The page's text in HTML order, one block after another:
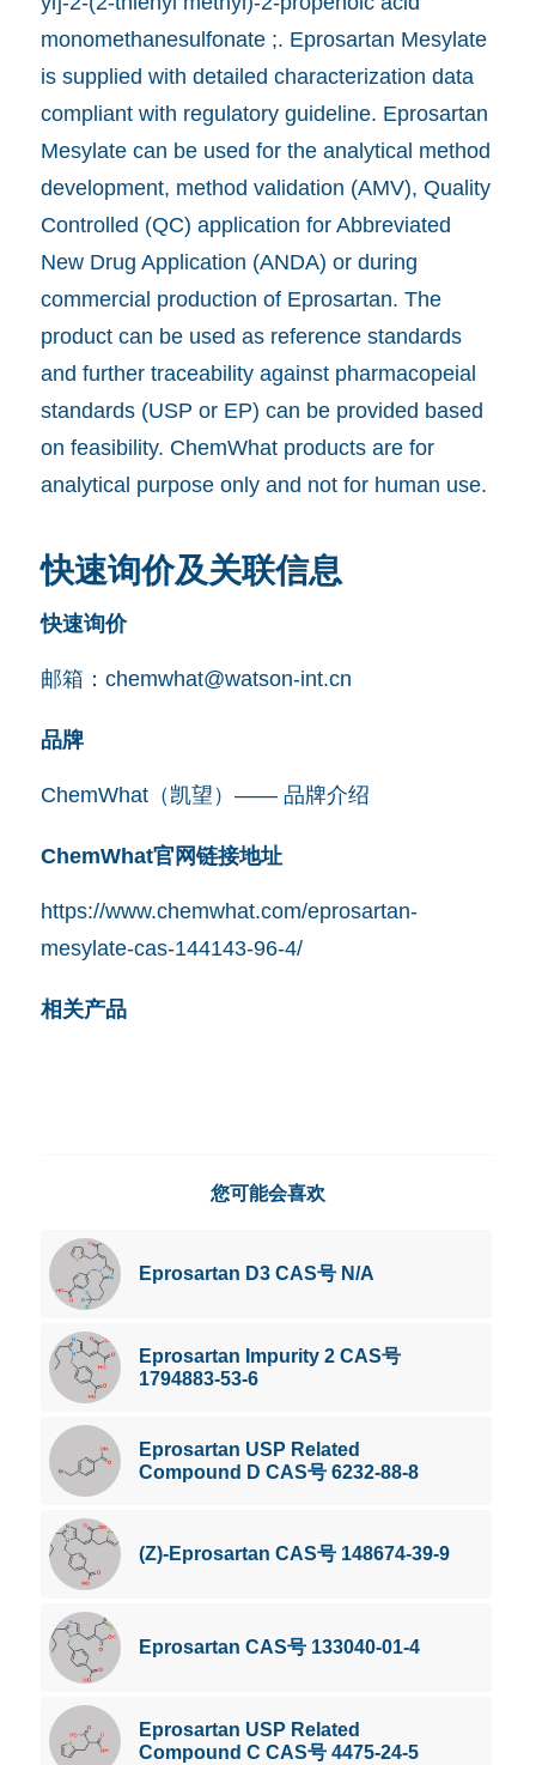
monomethanesulfonate ;. Eprosartan Mesylate
is supplied with detailed characterization data
compliant with regulatory guideline. Eprosartan
Mesylate can be used for the analytical method
development, method validation (AMV), Quality
Controlled (QC) application for Abbreviated
New Drug Application (ANDA) or during
commercial production of Eprosartan. The
product can be used as reference standards
and further traceability against pharmacopeial
standards (USP or EP) can be provided based
on feasibility. ChemWhat products are for
analytical purpose only and not for human use.
快速询价及关联信息
快速询价
邮箱： chemwhat@watson-int.cn
品牌
ChemWhat（凯望）—— 品牌介绍
ChemWhat官网链接地址
https://www.chemwhat.com/eprosartan-
mesylate-cas-144143-96-4/
相关产品
您可能会喜欢
Eprosartan D3 CAS号 N/A
Eprosartan Impurity 2 CAS号
1794883-53-6
Eprosartan USP Related
Compound D CAS号 6232-88-8
(Z)-Eprosartan CAS号 148674-39-9
Eprosartan CAS号 133040-01-4
Eprosartan USP Related
Compound C CAS号 4475-24-5